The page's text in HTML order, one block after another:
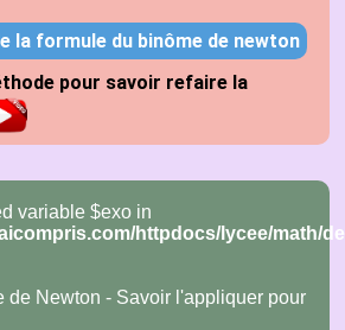
la formule du binôme de newton
pour savoir refaire la
variable $exo in
httpdocs/lycee/math/
de Newton - Savoir l'appliquer pour